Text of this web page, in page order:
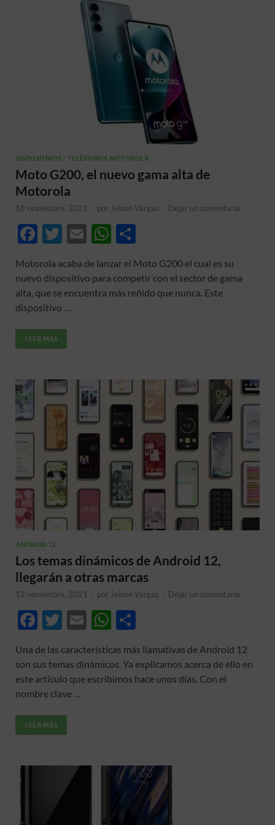
DISPOSITIVOS TELÉFONOS MOTOROLA
Moto G200, el nuevo gama alta de
Motorola
18 noviembre, 2021 - por Jeison Vargas - Dejar un comentario
F
e
b
o
o
k
T
itt
er
E
ail
W
at
s
m
p
Motorola acaba de lanzar el Moto G200 el cual es su
nuevo dispositivo para competir con el sector de gama
alta, que se encuentra más reñido que nunca. Este
dispositivo …
LEER MÁS
ANDROID 12
Los temas dinámicos de Android 12,
llegarán a otras marcas
12 noviembre, 2021 - por Jeison Vargas - Dejar un comentario
F
e
b
o
o
k
T
itt
er
E
ail
W
at
s
m
p
Una de las características más llamativas de Android 12
son sus temas dinámicos. Ya explicamos acerca de ello en
este artículo que escribimos hace unos días. Con el
nombre clave …
LEER MÁS